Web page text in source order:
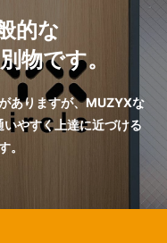
的な
物です。
ありますが、MUZYXな
やすく上達に近づける
。